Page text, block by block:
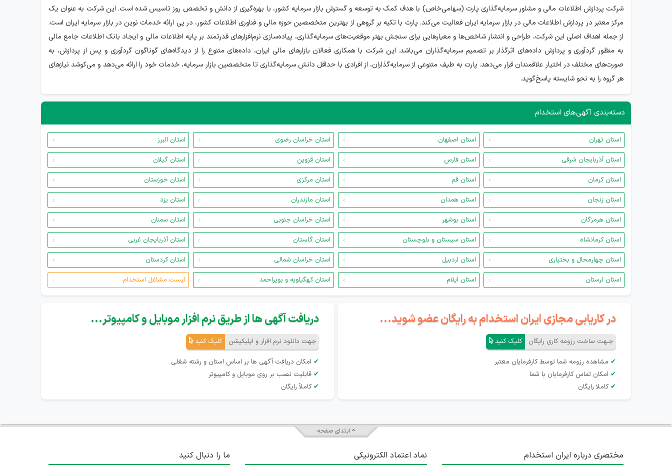
شرکت پردازش اطلاعات مالی و مشاور سرمایه‌گذاری پارت (سهامی‌خاص) با هدف کمک به توسعه و گسترش بازار سرمایه کشور، با بهره‌گیری از دانش و تخصص روز تاسیس شده است. این شرکت به عنوان یک
مرکز معتبر در پردازش اطلاعات مالی در بازار سرمایه ایران فعالیت می‌کند. پارت با تکیه بر گروهی از بهترین متخصصین حوزه مالی و فناوری اطلاعات کشور، در پی ارائه خدمات نوین در بازار سرمایه ایران است.
از جمله اهداف اصلی این شرکت، طراحی و انتشار شاخص‌ها و معیارهایی برای سنجش بهتر موقعیت‌های سرمایه‌گذاری، پیاده‌سازی نرم‌افزارهای قدرتمند بر پایه اطلاعات مالی و ایجاد بانک اطلاعات جامع مالی
به منظور گردآوری و پردازش داده‌های اثرگذار بر تصمیم سرمایه‌گذاران می‌باشد. این شرکت با همکاری فعالان بازارهای مالی ایران، داده‌های متنوع را از دیدگاه‌های گوناگون گردآوری و پس از پردازش، به
صورت‌های مختلف در اختیار علاقمندان قرار می‌دهد. پارت به طیف متنوعی از سرمایه‌گذاران، از افرادی با حداقل دانش سرمایه‌گذاری تا متخصصین بازار سرمایه، خدمات خود را ارائه می‌دهد و می‌کوشد نیازهای
هر گروه را به نحو شایسته پاسخ‌گوید.
دسته‌بندی آگهی‌های استخدام
استان تهران استان اصفهان استان خراسان رضوی
استان البرز
استان آذربایجان شرقی
استان فارس استان قزوین
استان گیلان
استان کرمان
استان قم استان مرکزی
استان خوزستان
استان زنجان
استان همدان استان مازندران
استان یزد
استان هرمزگان
استان بوشهر استان خراسان جنوبی
استان سمنان
استان کرمانشاه
استان سیستان و بلوچستان استان گلستان
استان آذربایجان غربی
استان چهارمحال و بختیاری
استان اردبیل استان خراسان شمالی
استان کردستان
استان لرستان
استان ایلام استان کهگیلویه و بویراحمد لیست مشاغل استخدام
در کاریابی مجازی ایران استخدام به رایگان عضو شوید...
جـهت ساخت رزومه کاری رایگان کلیک کنید
✔ مشاهده رزومه شما توسط کارفرمایان معتبر
✔ امکان تماس کارفرمایان با شما
✔ کاملا رایگان
دریافت آگهی ها از طریق نرم افزار موبایل و کامپیوتر...
جهت دانلود نرم افزار و اپلیکیشن کلیک کنید
✔ امکان دریافت آگهی ها بر اساس استان و رشته شغلی
✔ قابلیت نصب بر روی موبایل و کامپیوتر
✔ کاملاً رایگان
ابتدای صفحه
مختصری درباره ایران استخدام نماد اعتماد الکترونیکی ما را دنبال کنید